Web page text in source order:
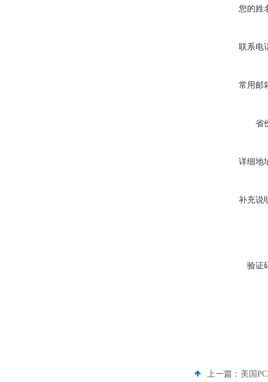
您的姓
联系电
常用邮
省
详细地
补充说
验证
上一篇： 美国